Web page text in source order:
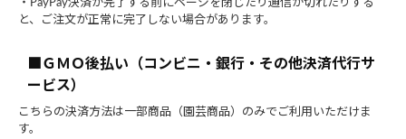
・PayPay決済が完了する前にページを閉じたり通信が切れたりする
と、ご注文が正常に完了しない場合があります。
■ＧＭＯ後払い（コンビニ・銀行・その他決済代行サ
ービス）
こちらの決済方法は一部商品（園芸商品）のみでご利用いただけま
す。